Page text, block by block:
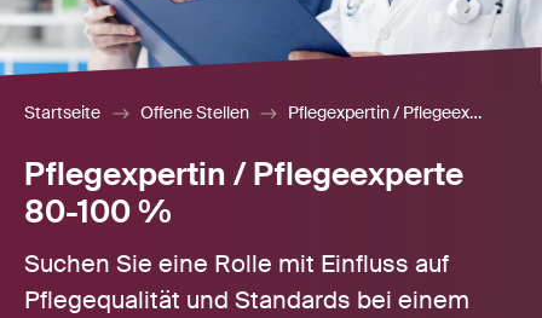
Über uns
Startseite Offene Stellen Pflegexpertin / Pflegeexperte 80-100 %
Pflegexpertin / Pflegeexperte
80-100 %
Suchen Sie eine Rolle mit Einfluss auf
Pflegequalität und Standards bei einem